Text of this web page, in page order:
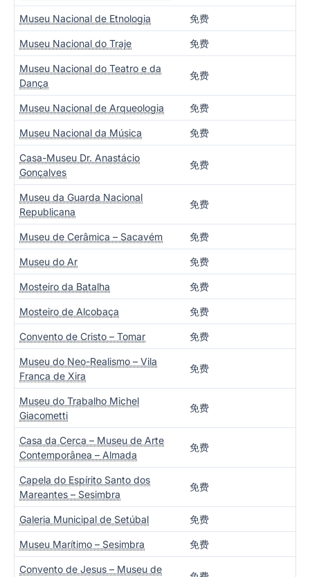
Museu Nacional de Etnologia 免费
Museu Nacional do Traje 免费
Museu Nacional do Teatro e da
Dança
免费
Museu Nacional de Arqueologia 免费
Museu Nacional da Música 免费
Casa-Museu Dr. Anastácio
Gonçalves
免费
Museu da Guarda Nacional
Republicana
免费
Museu de Cerâmica – Sacavém 免费
Museu do Ar 免费
Mosteiro da Batalha 免费
Mosteiro de Alcobaça 免费
Convento de Cristo – Tomar 免费
Museu do Neo-Realismo – Vila
Franca de Xira
免费
Museu do Trabalho Michel
Giacometti
免费
Casa da Cerca – Museu de Arte
Contemporânea – Almada
免费
Capela do Espírito Santo dos
Mareantes – Sesimbra
免费
Galeria Municipal de Setúbal 免费
Museu Marítimo – Sesimbra 免费
Convento de Jesus – Museu de